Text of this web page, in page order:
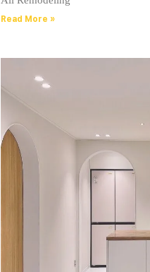
Read More »